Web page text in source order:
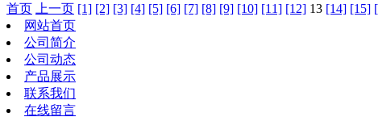
首页
上一页 [1] [2] [3] [4] [5] [6] [7] [8] [9] [10] [11] [12] 13 [14] [15]
网站首页
公司简介
公司动态
产品展示
联系我们
在线留言